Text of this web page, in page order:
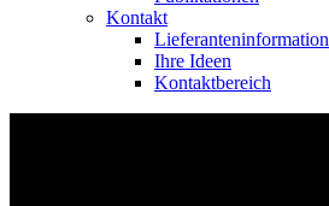
Kontakt
Lieferanteninformation
Ihre Ideen
Kontaktbereich